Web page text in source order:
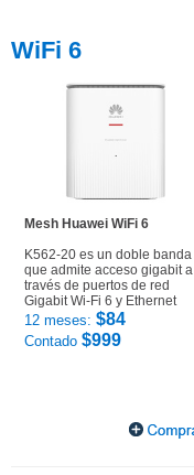
WiFi 6
Mesh Huawei WiFi 6
K562-20 es un doble banda
que admite acceso gigabit a
través de puertos de red
Gigabit Wi-Fi 6 y Ethernet
12 meses: $84
Contado $999